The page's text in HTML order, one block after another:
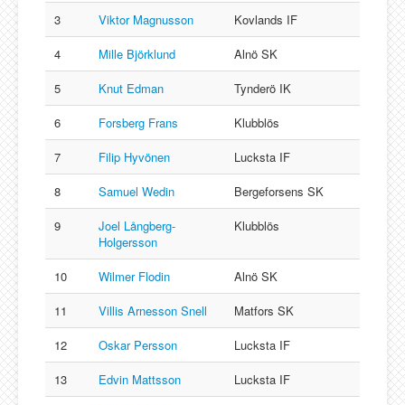
3 Viktor Magnusson
Kovlands IF
4
Mille Björklund
Alnö SK
5
Knut Edman
Tynderö IK
6
Forsberg Frans
Klubblös
7
Filip Hyvönen
Lucksta IF
8
Samuel Wedin
Bergeforsens SK
9
Joel Långberg-
Holgersson
Klubblös
10 Wilmer Flodin
Alnö SK
11
Villis Arnesson Snell
Matfors SK
12
Oskar Persson
Lucksta IF
13
Edvin Mattsson
Lucksta IF